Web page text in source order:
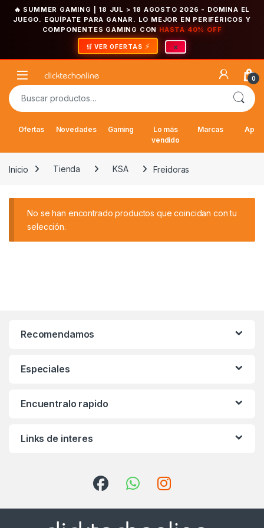
🔥 SUMMER GAMING | 18 JUL > 18 AGOSTO 2026 - DOMINA EL
JUEGO. EQUÍPATE PARA GANAR. LO MEJOR EN PERIFÉRICOS Y
COMPONENTES GAMING CON HASTA 40% OFF
🛒 VER OFERTAS ×
Open 0
Buscar por:
Ofertas Novedades Gaming
Lo más
vendido
Marcas
Inicio Tienda KSA Freidoras
No se han encontrado productos que coincidan con tu
selección.
Recomendamos
Especiales
Encuentralo rapido
Links de interes